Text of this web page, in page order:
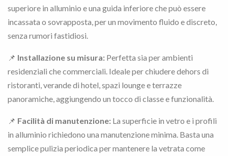
superiore in alluminio e una guida inferiore che può essere
incassata o sovrapposta, per un movimento fluido e discreto,
senza rumori fastidiosi.
📌 Installazione su misura: Perfetta sia per ambienti
residenziali che commerciali. Ideale per chiudere dehors di
ristoranti, verande di hotel, spazi lounge e terrazze
panoramiche, aggiungendo un tocco di classe e funzionalità.
📌 Facilità di manutenzione: La superficie in vetro e i profili
in alluminio richiedono una manutenzione minima. Basta una
semplice pulizia periodica per mantenere la vetrata come